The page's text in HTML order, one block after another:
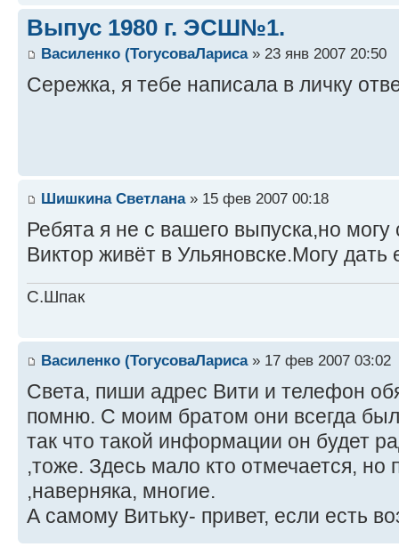
Выпус 1980 г. ЭСШ№1.
Василенко (ТогусоваЛариса» 23 янв 2007 20:50
Сережка, я тебе написала в личку
Шишкина Светлана» 15 фев 2007 00:18
Ребята я не с вашего выпуска,но могу
Виктор живёт в Ульяновске.Могу
С.Шпак
Василенко (ТогусоваЛариса» 17 фев 2007 03:02
Света, пиши адрес Вити и телефон
помню. С моим братом они всегда
так что такой информации он будет
,тоже. Здесь мало кто отмечается, но
,наверняка, многие.
А самому Витьку- привет, если есть